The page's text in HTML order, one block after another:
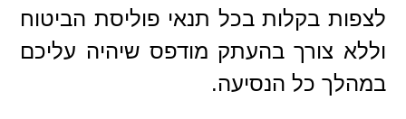
לצפות בקלות בכל תנאי פוליסת הביטוח
וללא צורך בהעתק מודפס שיהיה עליכם
במהלך כל הנסיעה.